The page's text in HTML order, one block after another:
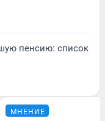
пенсию: список
МНЕНИЕ